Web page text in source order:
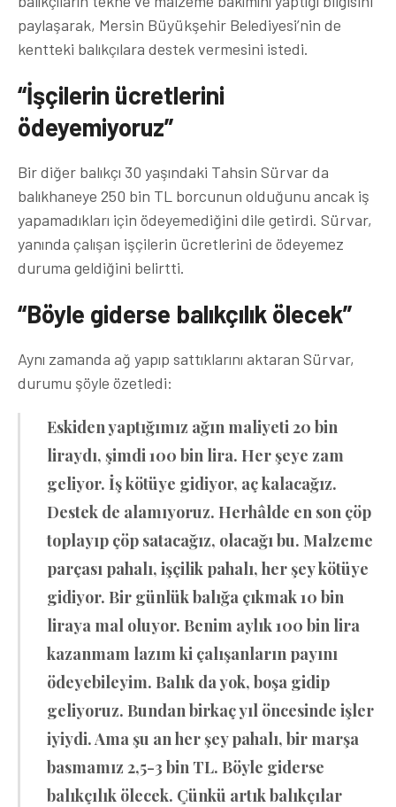
paylaşarak, Mersin Büyükşehir Belediyesi’nin de
kentteki balıkçılara destek vermesini istedi.
“İşçilerin ücretlerini
ödeyemiyoruz”
Bir diğer balıkçı 30 yaşındaki Tahsin Sürvar da
balıkhaneye 250 bin TL borcunun olduğunu ancak iş
yapamadıkları için ödeyemediğini dile getirdi. Sürvar,
yanında çalışan işçilerin ücretlerini de ödeyemez
duruma geldiğini belirtti.
“Böyle giderse balıkçılık ölecek”
Aynı zamanda ağ yapıp sattıklarını aktaran Sürvar,
durumu şöyle özetledi:
Eskiden yaptığımız ağın maliyeti 20 bin
liraydı, şimdi 100 bin lira. Her şeye zam
geliyor. İş kötüye gidiyor, aç kalacağız.
Destek de alamıyoruz. Herhâlde en son çöp
toplayıp çöp satacağız, olacağı bu. Malzeme
parçası pahalı, işçilik pahalı, her şey kötüye
gidiyor. Bir günlük balığa çıkmak 10 bin
liraya mal oluyor. Benim aylık 100 bin lira
kazanmam lazım ki çalışanların payını
ödeyebileyim. Balık da yok, boşa gidip
geliyoruz. Bundan birkaç yıl öncesinde işler
iyiydi. Ama şu an her şey pahalı, bir marşa
basmamız 2,5-3 bin TL. Böyle giderse
balıkçılık ölecek. Çünkü artık balıkçılar